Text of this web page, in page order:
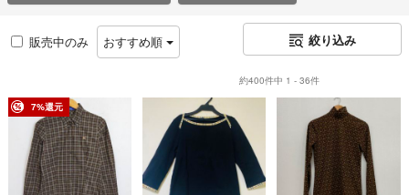
販売中のみ おすすめ順 絞り込み
約400件中 1 - 36件
7%還元